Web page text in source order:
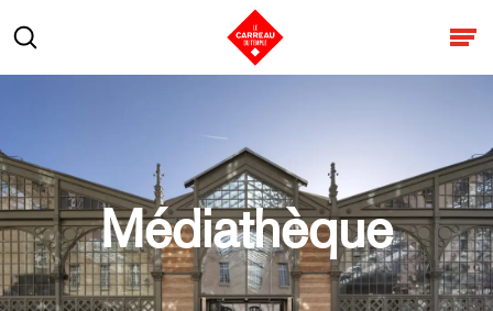
Rechercher
Médiathèque